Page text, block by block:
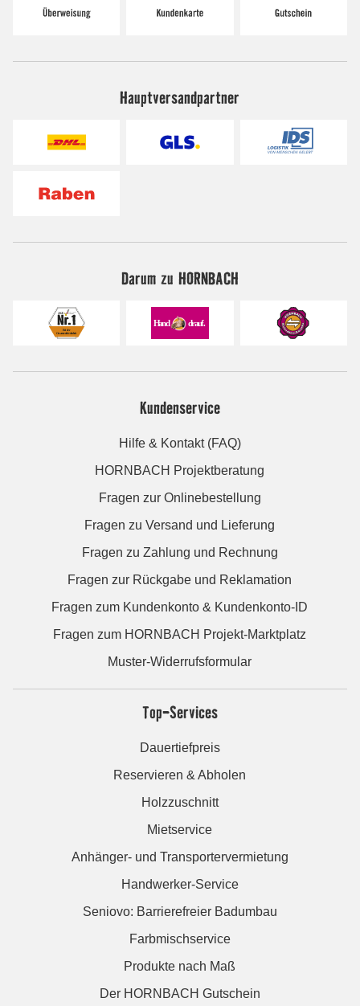
Hauptversandpartner
Darum zu HORNBACH
Kundenservice
Hilfe & Kontakt (FAQ)
HORNBACH Projektberatung
Fragen zur Onlinebestellung
Fragen zu Versand und Lieferung
Fragen zu Zahlung und Rechnung
Fragen zur Rückgabe und Reklamation
Fragen zum Kundenkonto & Kundenkonto-ID
Fragen zum HORNBACH Projekt-Marktplatz
Muster-Widerrufsformular
Top-Services
Dauertiefpreis
Reservieren & Abholen
Holzzuschnitt
Mietservice
Anhänger- und Transportervermietung
Handwerker-Service
Seniovo: Barrierefreier Badumbau
Farbmischservice
Produkte nach Maß
Der HORNBACH Gutschein